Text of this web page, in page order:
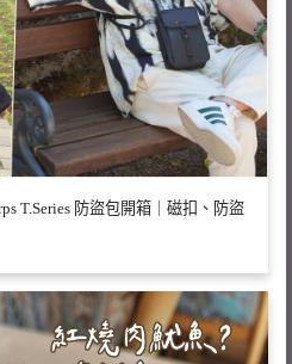
T.Series 防盜包開箱｜磁扣、防盜